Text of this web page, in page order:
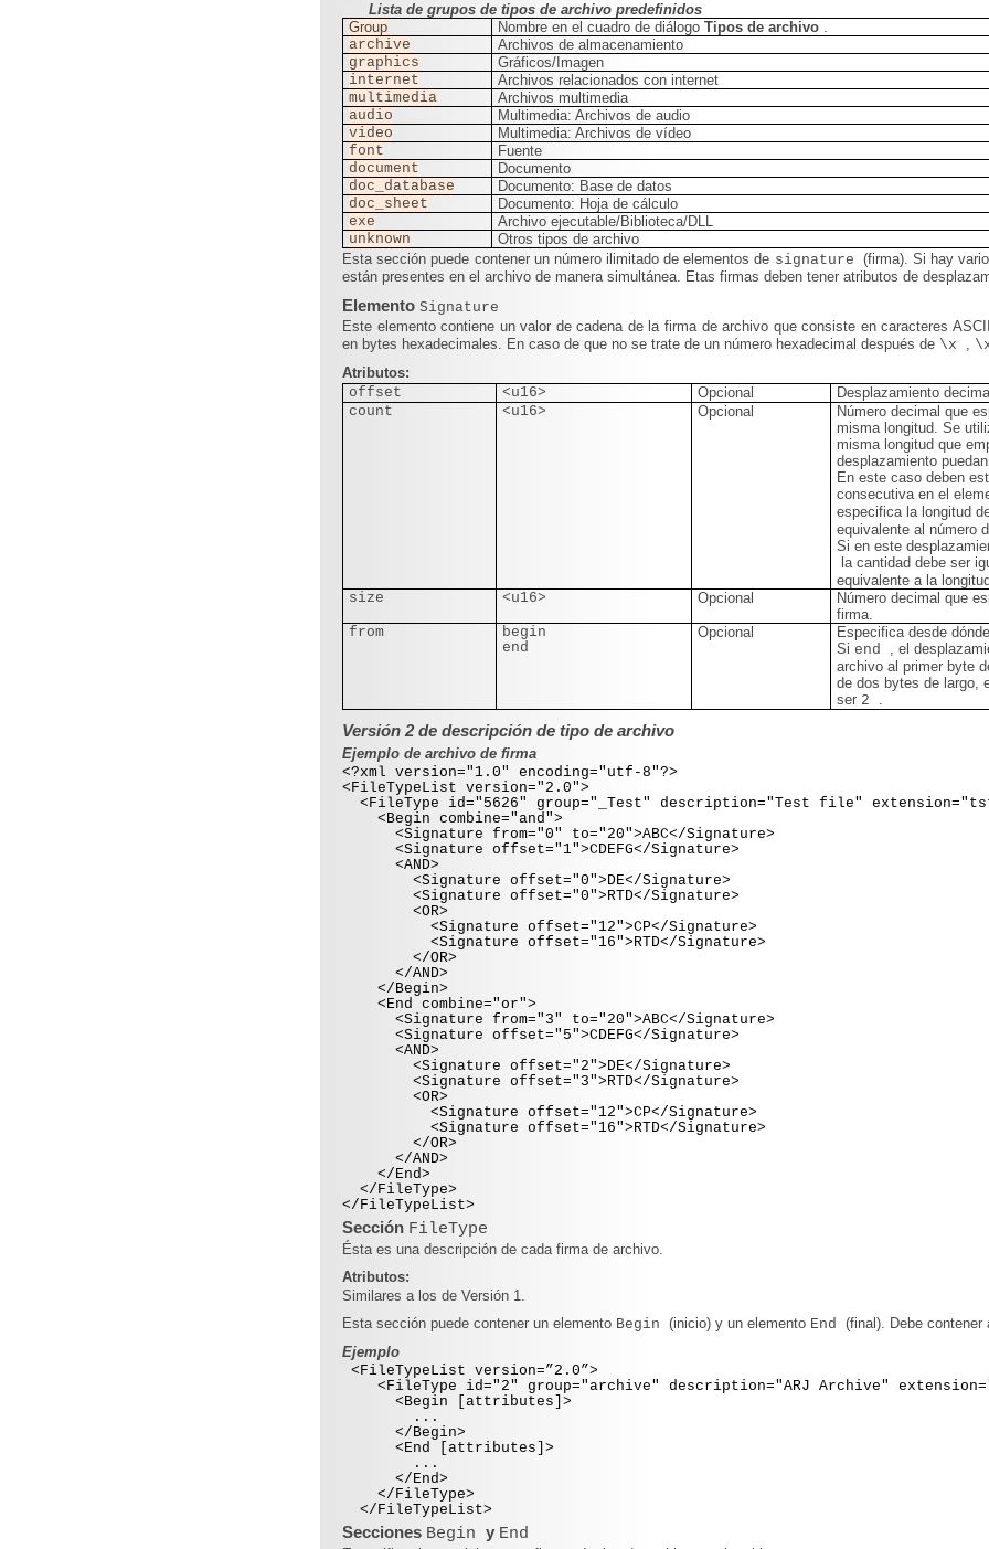
Lista de grupos de tipos de archivo predefinidos
Group
Nombre en el cuadro de diálogo Tipos de archivo .
archive
Archivos de almacenamiento
graphics
Gráficos/Imagen
internet
Archivos relacionados con internet
multimedia
Archivos multimedia
audio
Multimedia: Archivos de audio
video
Multimedia: Archivos de vídeo
font
Fuente
document
Documento
doc_database
Documento: Base de datos
doc_sheet
Documento: Hoja de cálculo
exe
Archivo ejecutable/Biblioteca/DLL
unknown
Otros tipos de archivo
Esta sección puede contener un número ilimitado de elementos de signature (firma). Si hay
están presentes en el archivo de manera simultánea. Etas firmas deben tener atributos de
Elemento Signature
Este elemento contiene un valor de cadena de la firma de archivo que consiste en caracteres
en bytes hexadecimales. En caso de que no se trate de un número hexadecimal después de \x ,
Atributos:
offset
<u16> Opcional
Desplazamiento
count
<u16> Opcional
Número decimal que
misma longitud. Se
misma longitud que
desplazamiento
En este caso deben
consecutiva en el
especifica la longitud
equivalente al número
Si en este
la cantidad debe ser
equivalente a la
size
<u16> Opcional
Número decimal que
firma.
from
begin
end
Opcional
Especifica desde
Si end , el
archivo al primer byte
de dos bytes de largo,
ser 2 .
Versión 2 de descripción de tipo de archivo
Ejemplo de archivo de firma
<?xml version="1.0" encoding="utf-8"?>
<FileTypeList version="2.0">
<FileType id="5626" group="_Test" description="Test file"
<Begin combine="and">
<Signature from="0" to="20">ABC</Signature>
<Signature offset="1">CDEFG</Signature>
<AND>
<Signature offset="0">DE</Signature>
<Signature offset="0">RTD</Signature>
<OR>
<Signature offset="12">CP</Signature>
<Signature offset="16">RTD</Signature>
</OR>
</AND>
</Begin>
<End combine="or">
<Signature from="3" to="20">ABC</Signature>
<Signature offset="5">CDEFG</Signature>
<AND>
<Signature offset="2">DE</Signature>
<Signature offset="3">RTD</Signature>
<OR>
<Signature offset="12">CP</Signature>
<Signature offset="16">RTD</Signature>
</OR>
</AND>
</End>
</FileType>
</FileTypeList>
Sección FileType
Ésta es una descripción de cada firma de archivo.
Atributos:
Similares a los de Versión 1.
Esta sección puede contener un elemento Begin (inicio) y un elemento End (final). Debe
Ejemplo
<FileTypeList version=”2.0”>
<FileType id="2" group="archive" description="ARJ Archive"
<Begin [attributes]>
...
</Begin>
<End [attributes]>
...
</End>
</FileType>
</FileTypeList>
Secciones Begin y End